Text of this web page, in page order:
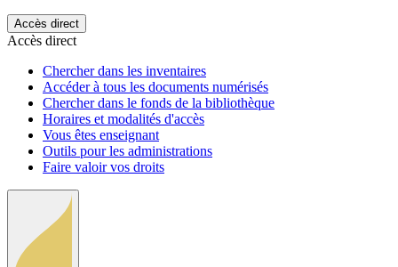
Accès direct
Accès direct
Chercher dans les inventaires
Accéder à tous les documents numérisés
Chercher dans le fonds de la bibliothèque
Horaires et modalités d'accès
Vous êtes enseignant
Outils pour les administrations
Faire valoir vos droits